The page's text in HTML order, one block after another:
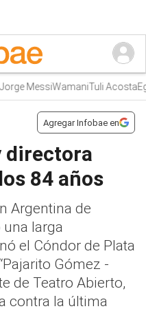
MessiWamaniTuli Acosta
Agregar Infobae en
directora
84 años
Argentina de
una larga
el Cóndor de Plata
Gómez -
de Teatro Abierto,
contra la última